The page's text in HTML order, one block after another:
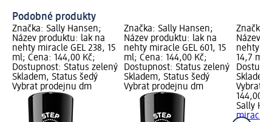
Podobné produkty
Značka: Sally Hansen;
Název produktu: lak na
nehty miracle GEL 238, 15
ml; Cena: 144,00 Kč;
Dostupnost: Status zelený
Skladem, Status šedý
Vybrat prodejnu dm
Značka: Sally Hansen;
Název produktu: lak na
nehty miracle GEL 601, 15
ml; Cena: 144,00 Kč;
Dostupnost: Status zelený
Skladem, Status šedý
Vybrat prodejnu dm
Značka:
Název
nehty
14,7 ml;
Vybrat
144,00
Sally
miracle